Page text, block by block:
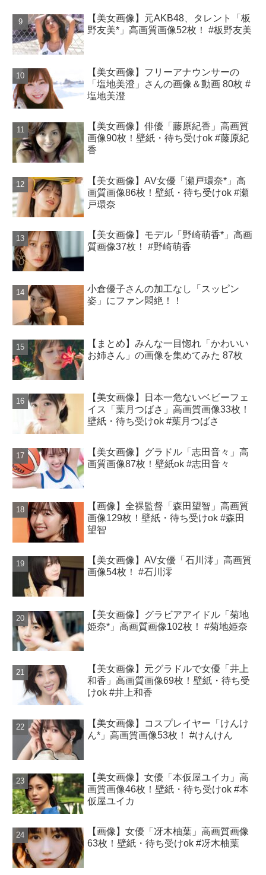
【美女画像】元AKB48、タレント「板
野友美*」高画質画像52枚！ #板野友美
【美女画像】フリーアナウンサーの
「塩地美澄」さんの画像＆動画 80枚 #
塩地美澄
【美女画像】俳優「藤原紀香」高画質
画像90枚！壁紙・待ち受けok #藤原紀
香
【美女画像】AV女優「瀬戸環奈*」高
画質画像86枚！壁紙・待ち受けok #瀬
戸環奈
【美女画像】モデル「野崎萌香*」高画
質画像37枚！ #野崎萌香
小倉優子さんの加工なし「スッピン
姿」にファン悶絶！！
【まとめ】みんな一目惚れ「かわいい
お姉さん」の画像を集めてみた 87枚
【美女画像】日本一危ないベビーフェ
イス「葉月つばさ」高画質画像33枚！
壁紙・待ち受けok #葉月つばさ
【美女画像】グラドル「志田音々」高
画質画像87枚！壁紙ok #志田音々
【画像】全裸監督「森田望智」高画質
画像129枚！壁紙・待ち受けok #森田
望智
【美女画像】AV女優「石川澪」高画質
画像54枚！ #石川澪
【美女画像】グラビアアイドル「菊地
姫奈*」高画質画像102枚！ #菊地姫奈
【美女画像】元グラドルで女優「井上
和香」高画質画像69枚！壁紙・待ち受
けok #井上和香
【美女画像】コスプレイヤー「けんけ
ん*」高画質画像53枚！ #けんけん
【美女画像】女優「本仮屋ユイカ」高
画質画像46枚！壁紙・待ち受けok #本
仮屋ユイカ
【画像】女優「冴木柚葉」高画質画像
63枚！壁紙・待ち受けok #冴木柚葉